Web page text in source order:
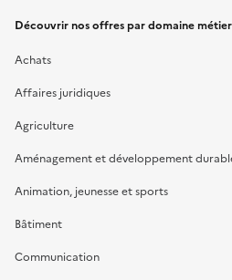
Découvrir nos offres par domaine métier
Achats
Affaires juridiques
Agriculture
Aménagement et développement
Animation, jeunesse et sports
Bâtiment
Communication